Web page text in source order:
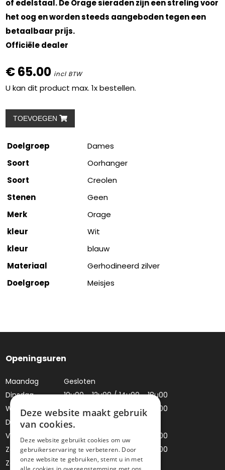
of edelstaal. De Orage sieraden zijn een streling voor
het oog en worden steeds aangeboden tegen een
betaalbaar prijs.
Officiële dealer
€ 65.00 incl BTW
U kan dit product max. 1x bestellen.
TOEVOEGEN
Doelgroep
Dames
Soort
Oorhanger
Soort
Creolen
Stenen
Geen
Merk
Orage
kleur
Wit
kleur
blauw
Materiaal
Gerhodineerd zilver
Doelgroep
Meisjes
Openingsuren
Maandag
Gesloten
Dinsdag
10u00 - 12u00 / 14u00 - 18u00
Woensdag
10u00 - 12u00 / 14u00 - 18u00
Donderdag
Gesloten
Vrijdag
10u00 - 12u00 / 14u00 - 18u00
Zaterdag
10u00 - 12u00 / 14u00 - 18u00
Zondag
Gesloten
Deze website maakt gebruik
van cookies.
Deze website gebruikt cookies om uw
gebruikerservaring te verbeteren. Door
onze website te gebruiken, stemt u in met